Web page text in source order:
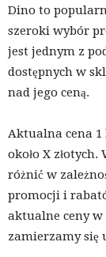
Dino to
szeroki wybór
jest jednym z
dostępnych w
nad jego ceną.
Aktualna cena
około X
różnić w
promocji i
aktualne ceny
zamierzamy się